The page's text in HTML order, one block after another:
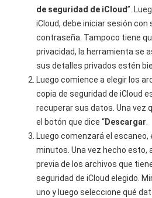
de seguridad de iCloud”.
iCloud, debe iniciar sesión con
contraseña. Tampoco tiene
privacidad, la herramienta se
sus detalles privados estén
Luego comience a elegir los
copia de seguridad de iCloud
recuperar sus datos. Una vez
el botón que dice “Descargar
Luego comenzará el escaneo,
minutos. Una vez hecho esto,
previa de los archivos que
seguridad de iCloud elegido.
uno y luego seleccione qué